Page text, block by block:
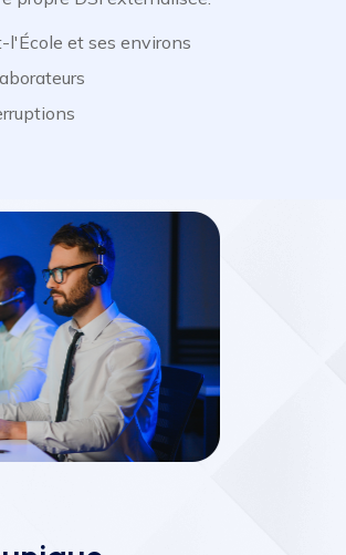
et ses environs